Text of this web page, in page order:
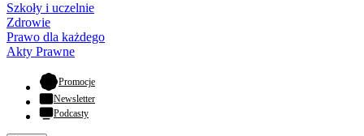
Szkoły i uczelnie
Zdrowie
Prawo dla każdego
Akty Prawne
Promocje- otwiera się w nowej karcie
Newsletter
Podcasty